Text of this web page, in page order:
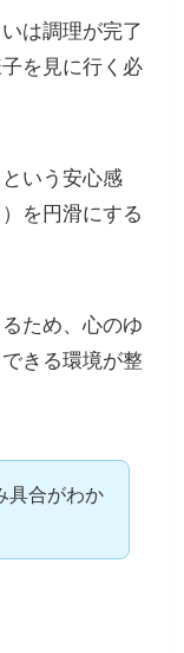
は調理が完了
を見に行く必
いう安心感
を円滑にする
ため、心のゆ
きる環境が整
具合がわか